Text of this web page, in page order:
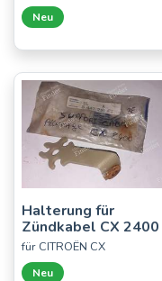
Neu
Halterung für
Zündkabel CX 2400
für CITROËN CX
Neu